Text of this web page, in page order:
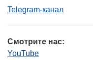
Telegram-канал
Смотрите нас:
YouTube